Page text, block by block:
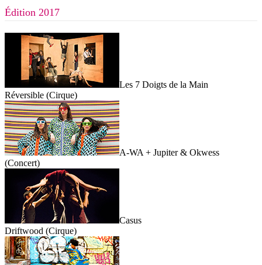
Édition 2017
Les 7 Doigts de la Main
Réversible (Cirque)
A-WA + Jupiter & Okwess
(Concert)
Casus
Driftwood (Cirque)